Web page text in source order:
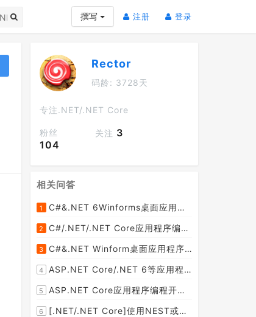
撰写 注册 (current)
登录
Rector
码龄: 3728天
专注.NET/.NET Core
粉丝
104
关注 3
相关问答
1 C#&.NET 6Winforms桌面应用程序中如何不通过Add Reference添加dll引用呢？
2 C#/.NET/.NET Core应用程序编程开发中如何在foreach循环中获取当前迭代项的索引位置？
3 C#&.NET Winform桌面应用程序中如何动态生成控件并添加事件呢？
4 ASP.NET Core/.NET 6等应用程序中如何更改上传文件的大小限制呢？
5 ASP.NET Core应用程序编程开发中如何使用HttpClient向远程服务器发送(POST)JSON数据呢？
6 [.NET/.NET Core]使用NEST或者Elasticsearch.Net如何检查Elasticsearch 7及以上版本中是否存在指定的索引名称呢？